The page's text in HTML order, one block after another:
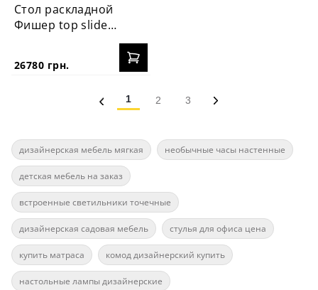
Стол раскладной
Фишер top slide
26780 грн.
1 2 3
дизайнерская мебель мягкая необычные часы настенные
детская мебель на заказ
встроенные светильники точечные
дизайнерская садовая мебель стулья для офиса цена
купить матраса комод дизайнерский купить
настольные лампы дизайнерские